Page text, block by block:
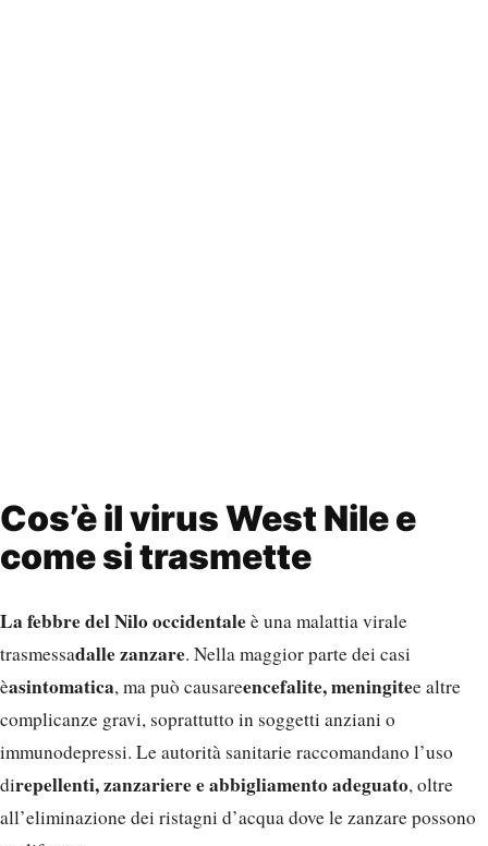
Cos’è il virus West Nile e
come si trasmette
La febbre del Nilo occidentaleè una malattia virale
trasmessadalle zanzare. Nella maggior parte dei casi
èasintomatica, ma può causareencefalite, meningitee altre
complicanze gravi, soprattutto in soggetti anziani o
immunodepressi. Le autorità sanitarie raccomandano l’uso
direpellenti, zanzariere e abbigliamento adeguato, oltre
all’eliminazione dei ristagni d’acqua dove le zanzare possono